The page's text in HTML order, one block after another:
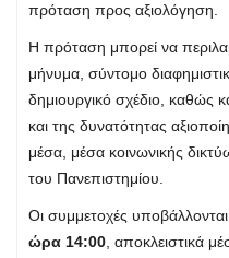
πρόταση προς αξιολόγηση.
Η πρόταση μπορεί να
μήνυμα, σύντομο
δημιουργικό σχέδιο, καθώς
και της δυνατότητας
μέσα, μέσα κοινωνικής
του Πανεπιστημίου.
Οι συμμετοχές υποβάλλονται
ώρα 14:00, αποκλειστικά